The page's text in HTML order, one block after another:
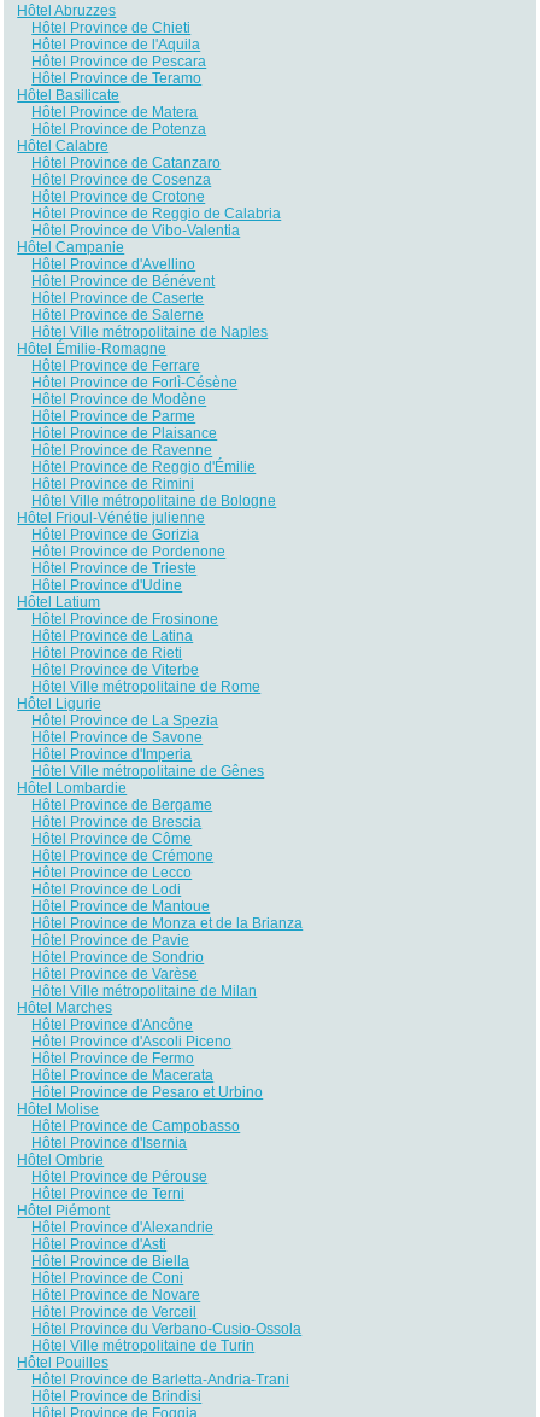
Hôtel Abruzzes
Hôtel Province de Chieti
Hôtel Province de l'Aquila
Hôtel Province de Pescara
Hôtel Province de Teramo
Hôtel Basilicate
Hôtel Province de Matera
Hôtel Province de Potenza
Hôtel Calabre
Hôtel Province de Catanzaro
Hôtel Province de Cosenza
Hôtel Province de Crotone
Hôtel Province de Reggio de Calabria
Hôtel Province de Vibo-Valentia
Hôtel Campanie
Hôtel Province d'Avellino
Hôtel Province de Bénévent
Hôtel Province de Caserte
Hôtel Province de Salerne
Hôtel Ville métropolitaine de Naples
Hôtel Émilie-Romagne
Hôtel Province de Ferrare
Hôtel Province de Forlì-Césène
Hôtel Province de Modène
Hôtel Province de Parme
Hôtel Province de Plaisance
Hôtel Province de Ravenne
Hôtel Province de Reggio d'Émilie
Hôtel Province de Rimini
Hôtel Ville métropolitaine de Bologne
Hôtel Frioul-Vénétie julienne
Hôtel Province de Gorizia
Hôtel Province de Pordenone
Hôtel Province de Trieste
Hôtel Province d'Udine
Hôtel Latium
Hôtel Province de Frosinone
Hôtel Province de Latina
Hôtel Province de Rieti
Hôtel Province de Viterbe
Hôtel Ville métropolitaine de Rome
Hôtel Ligurie
Hôtel Province de La Spezia
Hôtel Province de Savone
Hôtel Province d'Imperia
Hôtel Ville métropolitaine de Gênes
Hôtel Lombardie
Hôtel Province de Bergame
Hôtel Province de Brescia
Hôtel Province de Côme
Hôtel Province de Crémone
Hôtel Province de Lecco
Hôtel Province de Lodi
Hôtel Province de Mantoue
Hôtel Province de Monza et de la Brianza
Hôtel Province de Pavie
Hôtel Province de Sondrio
Hôtel Province de Varèse
Hôtel Ville métropolitaine de Milan
Hôtel Marches
Hôtel Province d'Ancône
Hôtel Province d'Ascoli Piceno
Hôtel Province de Fermo
Hôtel Province de Macerata
Hôtel Province de Pesaro et Urbino
Hôtel Molise
Hôtel Province de Campobasso
Hôtel Province d'Isernia
Hôtel Ombrie
Hôtel Province de Pérouse
Hôtel Province de Terni
Hôtel Piémont
Hôtel Province d'Alexandrie
Hôtel Province d'Asti
Hôtel Province de Biella
Hôtel Province de Coni
Hôtel Province de Novare
Hôtel Province de Verceil
Hôtel Province du Verbano-Cusio-Ossola
Hôtel Ville métropolitaine de Turin
Hôtel Pouilles
Hôtel Province de Barletta-Andria-Trani
Hôtel Province de Brindisi
Hôtel Province de Foggia